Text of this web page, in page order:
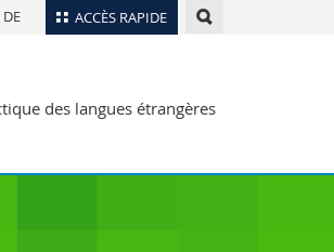
ACCÈS RAPIDE
d'accès
DE
des langues étrangères